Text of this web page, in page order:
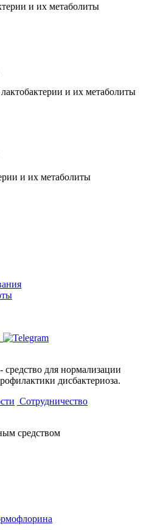
и их метаболиты
и их метаболиты
и их метаболиты
для нормализации
дисбактериоза.
Сотрудничество
средством